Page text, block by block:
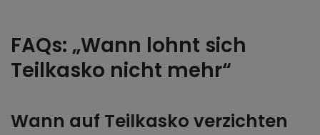
FAQs: „Wann lohnt sich
Teilkasko nicht mehr“
Wann auf Teilkasko verzichten